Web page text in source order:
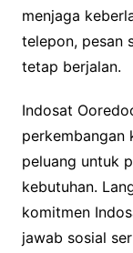
menjaga
telepon, pesan
tetap berjalan.
Indosat
perkembangan
peluang untuk
kebutuhan.
komitmen
jawab sosial